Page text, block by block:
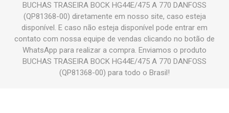
BUCHAS TRASEIRA BOCK HG44E/475 A 770 DANFOSS
(QP81368-00) diretamente em nosso site, caso esteja
disponível. E caso não esteja disponível pode entrar em
contato com nossa equipe de vendas clicando no botão de
WhatsApp para realizar a compra. Enviamos o produto
BUCHAS TRASEIRA BOCK HG44E/475 A 770 DANFOSS
(QP81368-00) para todo o Brasil!